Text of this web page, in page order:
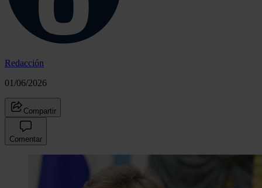
Redacción
01/06/2026
Compartir
Comentar